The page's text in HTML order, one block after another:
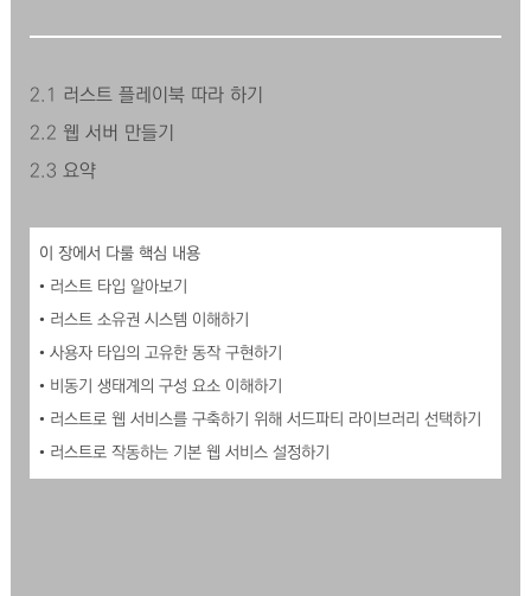
2.1 러스트 플레이북 따라 하기
2.2 웹 서버 만들기
2.3 요약
이 장에서 다룰 핵심 내용
• 러스트 타입 알아보기
• 러스트 소유권 시스템 이해하기
• 사용자 타입의 고유한 동작 구현하기
• 비동기 생태계의 구성 요소 이해하기
• 러스트로 웹 서비스를 구축하기 위해 서드파티 라이브러리 선택하기
• 러스트로 작동하는 기본 웹 서비스 설정하기